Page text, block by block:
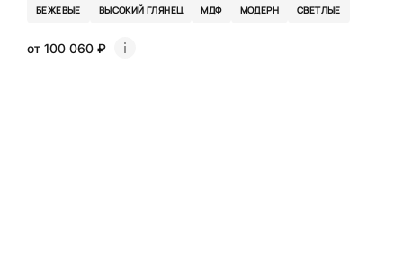
БЕЖЕВЫЕ ВЫСОКИЙ ГЛЯНЕЦ МДФ МОДЕРН СВЕТЛЫЕ
от 100 060 ₽